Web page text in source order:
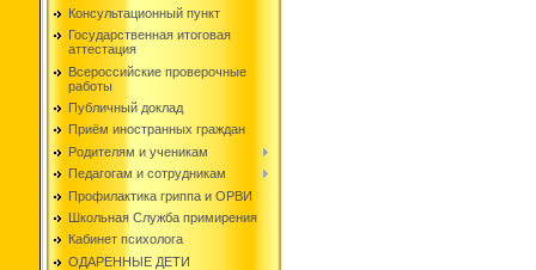
Консультационный пункт
Государственная итоговая
аттестация
Всероссийские проверочные
работы
Публичный доклад
Приём иностранных граждан
Родителям и ученикам
Педагогам и сотрудникам
Профилактика гриппа и ОРВИ
Школьная Служба примирения
Кабинет психолога
ОДАРЕННЫЕ ДЕТИ